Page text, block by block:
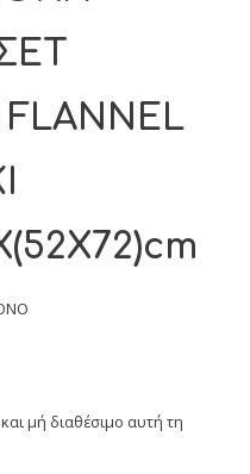
FLANNEL
μή διαθέσιμο αυτή τη